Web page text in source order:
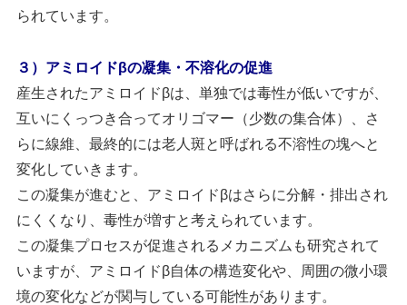
られています。
３）アミロイドβの凝集・不溶化の促進
産生されたアミロイドβは、単独では毒性が低いですが、
互いにくっつき合ってオリゴマー（少数の集合体）、さ
らに線維、最終的には老人斑と呼ばれる不溶性の塊へと
変化していきます。
この凝集が進むと、アミロイドβはさらに分解・排出され
にくくなり、毒性が増すと考えられています。
この凝集プロセスが促進されるメカニズムも研究されて
いますが、アミロイドβ自体の構造変化や、周囲の微小環
境の変化などが関与している可能性があります。